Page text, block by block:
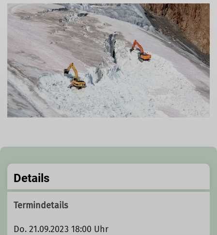
Details
Termindetails
Do. 21.09.2023 18:00 Uhr